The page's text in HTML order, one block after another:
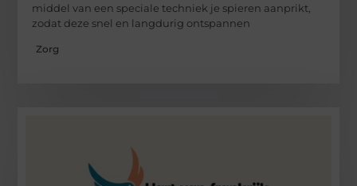
middel van een speciale techniek je spieren aanprikt,
zodat deze snel en langdurig ontspannen
Zorg